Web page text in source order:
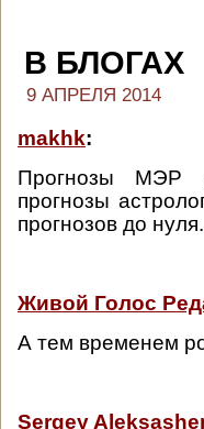
В БЛОГАХ
9 АПРЕЛЯ 2014
makhk:
Прогнозы МЭР
прогнозы
прогнозов до нуля.
Живой Голос
А тем временем
Sergey